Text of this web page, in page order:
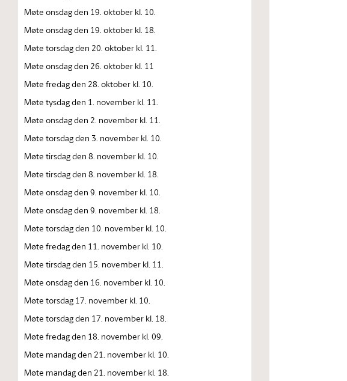
Møte onsdag den 19. oktober kl. 10.
Møte onsdag den 19. oktober kl. 18.
Møte torsdag den 20. oktober kl. 11.
Møte onsdag den 26. oktober kl. 11
Møte fredag den 28. oktober kl. 10.
Møte tysdag den 1. november kl. 11.
Møte onsdag den 2. november kl. 11.
Møte torsdag den 3. november kl. 10.
Møte tirsdag den 8. november kl. 10.
Møte tirsdag den 8. november kl. 18.
Møte onsdag den 9. november kl. 10.
Møte onsdag den 9. november kl. 18.
Møte torsdag den 10. november kl. 10.
Møte fredag den 11. november kl. 10.
Møte tirsdag den 15. november kl. 11.
Møte onsdag den 16. november kl. 10.
Møte torsdag 17. november kl. 10.
Møte torsdag den 17. november kl. 18.
Møte fredag den 18. november kl. 09.
Møte mandag den 21. november kl. 10.
Møte mandag den 21. november kl. 18.